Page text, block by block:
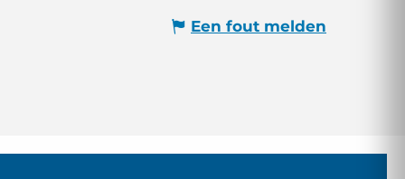
Een fout melden